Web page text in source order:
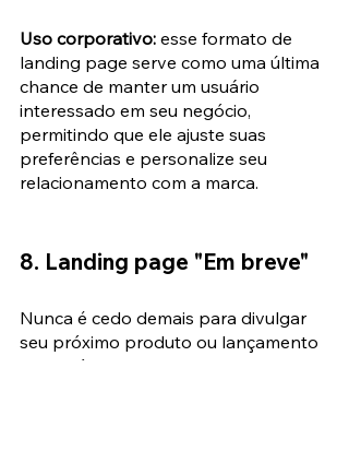
Uso corporativo: esse formato de
landing page serve como uma última
chance de manter um usuário
interessado em seu negócio,
permitindo que ele ajuste suas
preferências e personalize seu
relacionamento com a marca.
8. Landing page "Em breve"
Nunca é cedo demais para divulgar
seu próximo produto ou lançamento
de negócios, e uma